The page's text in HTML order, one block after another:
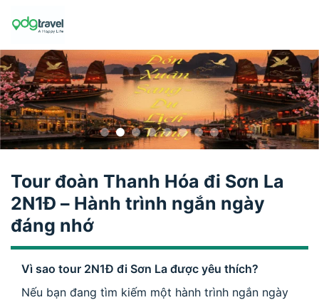
Tour đoàn Thanh Hóa đi Sơn La
2N1Đ – Hành trình ngắn ngày
đáng nhớ
Vì sao tour 2N1Đ đi Sơn La được yêu thích?
Nếu bạn đang tìm kiếm một hành trình ngắn ngày